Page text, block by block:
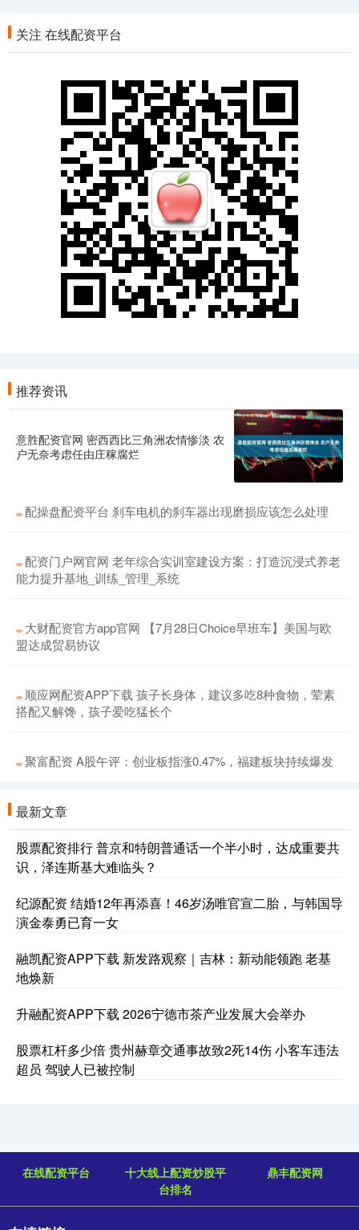
关注 在线配资平台
推荐资讯
意胜配资官网 密西西比三角洲农情惨淡 农
户无奈考虑任由庄稼腐烂
配操盘配资平台 刹车电机的刹车器出现磨损应该怎么处理
配资门户网官网 老年综合实训室建设方案：打造沉浸式养老
能力提升基地_训练_管理_系统
大财配资官方app官网 【7月28日Choice早班车】美国与欧
盟达成贸易协议
顺应网配资APP下载 孩子长身体，建议多吃8种食物，荤素
搭配又解馋，孩子爱吃猛长个
聚富配资 A股午评：创业板指涨0.47%，福建板块持续爆发
最新文章
股票配资排行 普京和特朗普通话一个半小时，达成重要共
识，泽连斯基大难临头？
纪源配资 结婚12年再添喜！46岁汤唯官宣二胎，与韩国导
演金泰勇已育一女
融凯配资APP下载 新发路观察｜吉林：新动能领跑 老基
地焕新
升融配资APP下载 2026宁德市茶产业发展大会举办
股票杠杆多少倍 贵州赫章交通事故致2死14伤 小客车违法
超员 驾驶人已被控制
在线配资平台
十大线上配资炒股平
台排名
鼎丰配资网